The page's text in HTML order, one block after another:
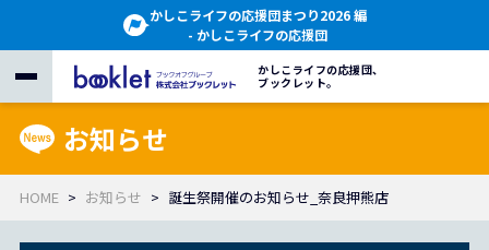
かしこライフの応援団まつり2026 編
- かしこライフの応援団
かしこライフの応援団、
ブックレット。
お知らせ
HOME お知らせ 誕生祭開催のお知らせ_奈良押熊店